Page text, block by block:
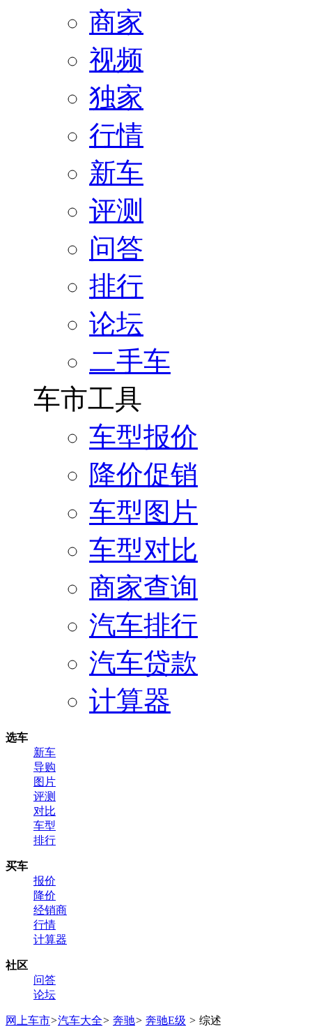
商家
视频
独家
行情
新车
评测
问答
排行
论坛
二手车
车市工具
车型报价
降价促销
车型图片
车型对比
商家查询
汽车排行
汽车贷款
计算器
选车
新车
导购
图片
评测
对比
车型
排行
买车
报价
降价
经销商
行情
计算器
社区
问答
论坛
网上车市>汽车大全> 奔驰> 奔驰E级 > 综述